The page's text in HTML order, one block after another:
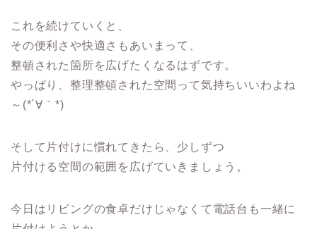
これを続けていくと、
その便利さや快適さもあいまって、
整頓された箇所を広げたくなるはずです。
やっぱり、整理整頓された空間って気持ちいいわよね
～(*´∀｀*)
そして片付けに慣れてきたら、少しずつ
片付ける空間の範囲を広げていきましょう。
今日はリビングの食卓だけじゃなくて電話台も一緒に